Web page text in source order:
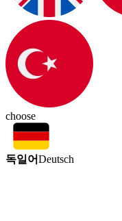
choose
독일어Deutsch